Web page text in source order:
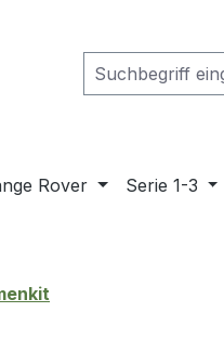
Rover Serie 1-3